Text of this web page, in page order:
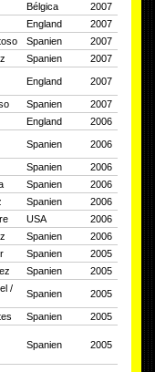
Bélgica
2007
England
2007
Spanien
2007
Spanien
2007
England 2007
Spanien
2007
England 2006
Spanien 2006
Spanien
2006
Spanien
2006
Spanien
2006
USA
2006
Spanien
2006
Spanien
2005
Spanien 2005
/
Spanien 2005
Spanien 2005
Spanien 2005